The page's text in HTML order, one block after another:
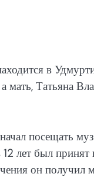
в
мать, Татьяна
посещать
лет был
он получил